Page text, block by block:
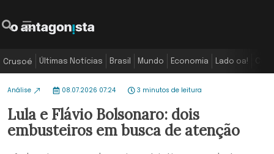
Crusoé Últimas Notícias Brasil Mundo Economia Lado oa!
Análise 08.07.2026 07:24 3 minutos de leitura
Lula e Flávio Bolsonaro: dois
embusteiros em busca de atenção